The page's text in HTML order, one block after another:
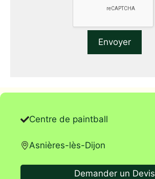
Centre de paintball
Asnières-lès-Dijon
Demander un Devis